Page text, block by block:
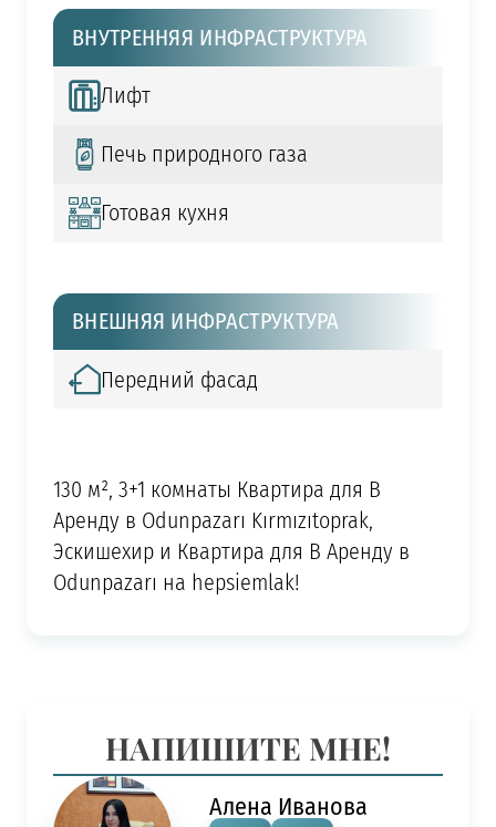
ВНУТРЕННЯЯ ИНФРАСТРУКТУРА
Лифт
Печь природного газа
Готовая кухня
ВНЕШНЯЯ ИНФРАСТРУКТУРА
Передний фасад
130 м², 3+1 комнаты Квартира для В
Аренду в Odunpazarı Kırmızıtoprak,
Эскишехир и Квартира для В Аренду в
Odunpazarı на hepsiemlak!
НАПИШИТЕ МНЕ!
Алена Иванова